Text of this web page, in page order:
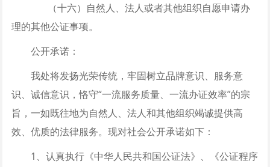
（十六）自然人、法人或者其他组织自愿申请办
理的其他公证事项。
公开承诺：
我处将发扬光荣传统，牢固树立品牌意识、服务意
识、诚信意识，恪守“一流服务质量、一流办证效率”的宗
旨，一如既往地为自然人、法人和其他组织竭诚提供高
效、优质的法律服务。现对社会公开承诺如下：
1、认真执行《中华人民共和国公证法》、《公证程序